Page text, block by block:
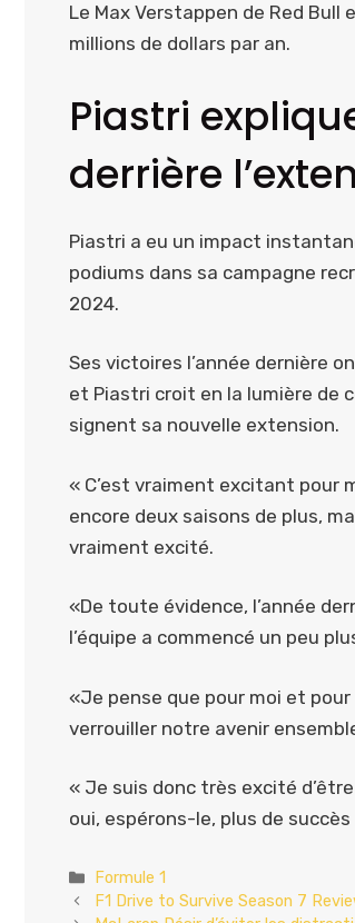
Le Max Verstappen de Red Bull
millions de dollars par an.
Piastri
derrière
Piastri a eu un impact
podiums dans sa campagne
2024.
Ses victoires l’année dernière
et Piastri croit en la lumière de
signent sa nouvelle extension.
« C’est vraiment excitant pour
encore deux saisons de plus,
vraiment excité.
«De toute évidence, l’année
l’équipe a commencé un peu
«Je pense que pour moi et pour
verrouiller notre avenir
« Je suis donc très excité
oui, espérons-le, plus de
Catégories
Formule 1
F1 Drive to Survive Season 7